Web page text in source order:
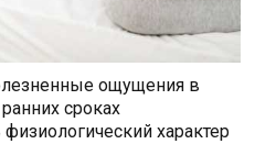
ощущения в
сроках
характер